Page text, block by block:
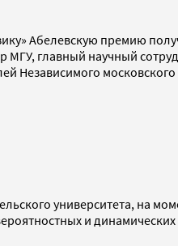
Абелевскую премию
МГУ, главный научный
Независимого московского
университета, на
и